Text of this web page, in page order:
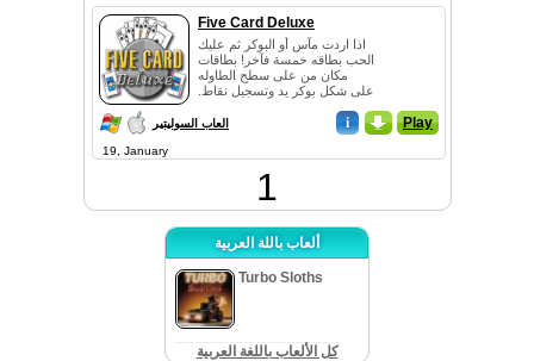
Five Card Deluxe
اذا اردت مآس أو البوكر ثم عليك
الحب بطاقه خمسة فآخر! بطاقات
مكان من على سطح الطاوله
على شكل بوكر يد وتسجيل نقاط.
العاب السوليتير i _ Play
19, January
1
ألعاب باللة العربية
Turbo Sloths
كل الألعاب باللغة العربية